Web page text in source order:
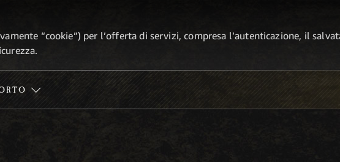
“cookie”) per l’offerta di servizi, compresa l’autenticazione, il